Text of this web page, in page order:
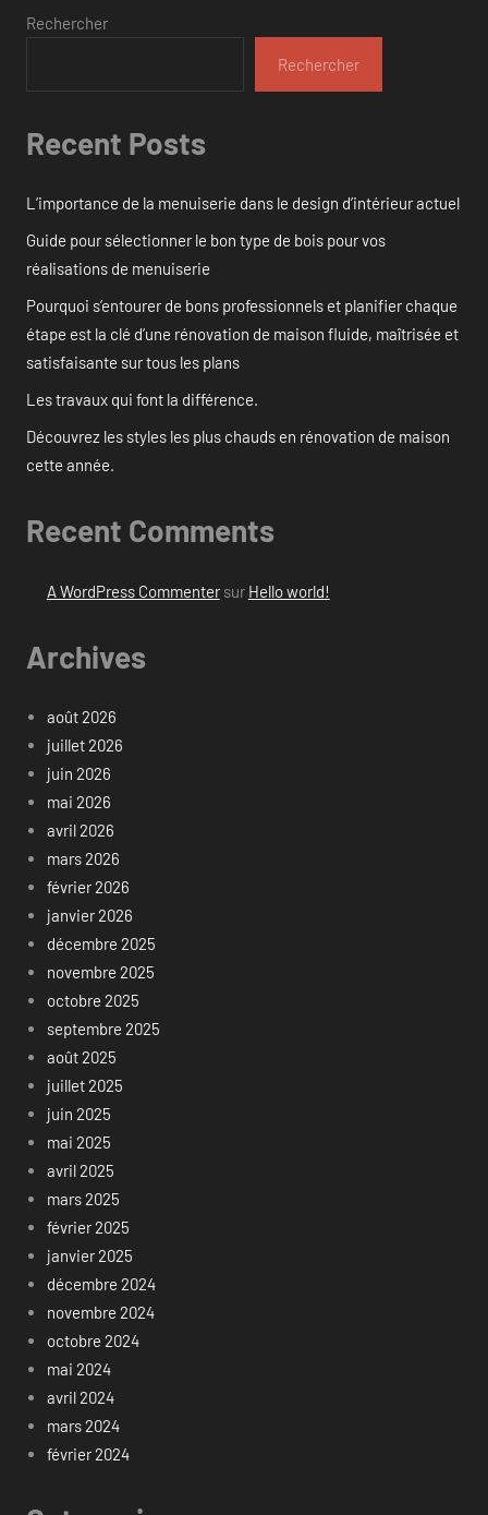
Rechercher
Rechercher
Recent Posts
L’importance de la menuiserie dans le design d’intérieur actuel
Guide pour sélectionner le bon type de bois pour vos
réalisations de menuiserie
Pourquoi s’entourer de bons professionnels et planifier chaque
étape est la clé d’une rénovation de maison fluide, maîtrisée et
satisfaisante sur tous les plans
Les travaux qui font la différence.
Découvrez les styles les plus chauds en rénovation de maison
cette année.
Recent Comments
A WordPress Commentersur Hello world!
Archives
août 2026
juillet 2026
juin 2026
mai 2026
avril 2026
mars 2026
février 2026
janvier 2026
décembre 2025
novembre 2025
octobre 2025
septembre 2025
août 2025
juillet 2025
juin 2025
mai 2025
avril 2025
mars 2025
février 2025
janvier 2025
décembre 2024
novembre 2024
octobre 2024
mai 2024
avril 2024
mars 2024
février 2024